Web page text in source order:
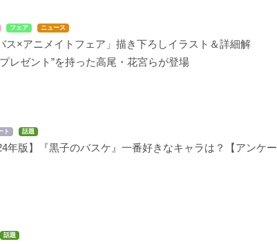
フェア ニュース
ス×アニメイトフェア」描き下ろしイラスト＆詳細解
レゼント”を持った高尾・花宮らが登場
ト 話題
年版】『黒子のバスケ』一番好きなキャラは？【アンケー
話題